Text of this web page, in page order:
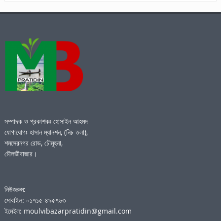
সম্পাদক ও প্রকাশকঃ হোসাইন আহমদ
যোগাযোগঃ হাসান ম্যানশন, (নিচ তলা),
শমসেরনগর রোড, চৌমূহনা,
মৌলভীবাজার।
নিউজরুম:
মোবাইল: ০১৭১৫-৪৯৫৭৬৩
ইমেইল: moulvibazarpratidin@gmail.com